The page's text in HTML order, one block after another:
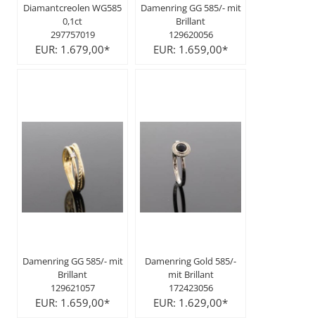
Diamantcreolen WG585
0,1ct
297757019
EUR: 1.679,00*
Damenring GG 585/- mit
Brillant
129620056
EUR: 1.659,00*
Damenring GG 585/- mit
Brillant
129621057
EUR: 1.659,00*
Damenring Gold 585/-
mit Brillant
172423056
EUR: 1.629,00*